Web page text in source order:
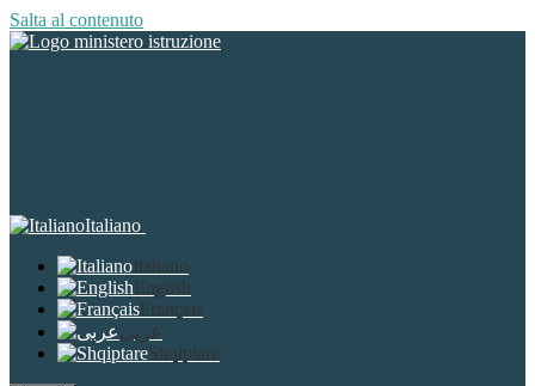
Salta al contenuto
Italiano
Italiano
English
Français
عربى
Shqiptare